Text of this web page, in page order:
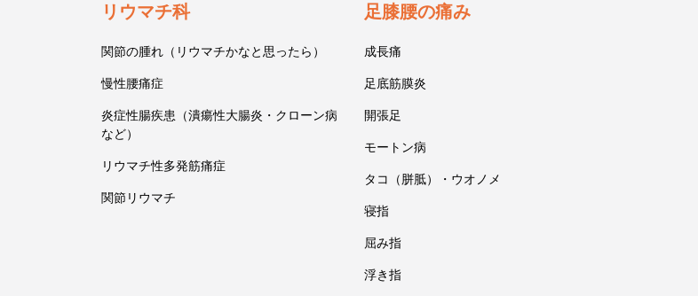
リウマチ科
関節の腫れ（リウマチかなと思ったら）
慢性腰痛症
炎症性腸疾患（潰瘍性大腸炎・クローン病
など）
リウマチ性多発筋痛症
関節リウマチ
足膝腰の痛み
成長痛
足底筋膜炎
開張足
モートン病
タコ（胼胝）・ウオノメ
寝指
屈み指
浮き指